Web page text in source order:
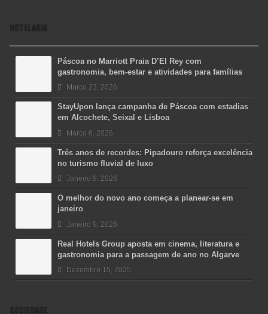
HOTELARIA
Páscoa no Marriott Praia D’El Rey com
gastronomia, bem-estar e atividades para famílias
Março 23, 2026
StayUpon lança campanha de Páscoa com estadias
em Alcochete, Seixal e Lisboa
Março 6, 2026
Três anos de recordes: Pipadouro reforça excelência
no turismo fluvial de luxo
Janeiro 9, 2026
O melhor do novo ano começa a planear-se em
janeiro
Janeiro 9, 2026
Real Hotels Group aposta em cinema, literatura e
gastronomia para a passagem de ano no Algarve
Dezembro 15, 2025
SOCIEDADE